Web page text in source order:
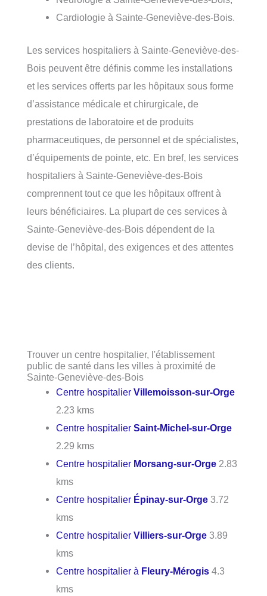
Cardiologie à Sainte-Geneviève-des-Bois.
Les services hospitaliers à Sainte-Geneviève-des-
Bois peuvent être définis comme les installations
et les services offerts par les hôpitaux sous forme
d’assistance médicale et chirurgicale, de
prestations de laboratoire et de produits
pharmaceutiques, de personnel et de spécialistes,
d’équipements de pointe, etc. En bref, les services
hospitaliers à Sainte-Geneviève-des-Bois
comprennent tout ce que les hôpitaux offrent à
leurs bénéficiaires. La plupart de ces services à
Sainte-Geneviève-des-Bois dépendent de la
devise de l’hôpital, des exigences et des attentes
des clients.
Trouver un centre hospitalier, l'établissement
public de santé dans les villes à proximité de
Sainte-Geneviève-des-Bois
Centre hospitalierVillemoisson-sur-Orge
2.23 kms
Centre hospitalierSaint-Michel-sur-Orge
2.29 kms
Centre hospitalier Morsang-sur-Orge 2.83
kms
Centre hospitalier Épinay-sur-Orge 3.72
kms
Centre hospitalierVilliers-sur-Orge 3.89
kms
Centre hospitalier à Fleury-Mérogis 4.3
kms